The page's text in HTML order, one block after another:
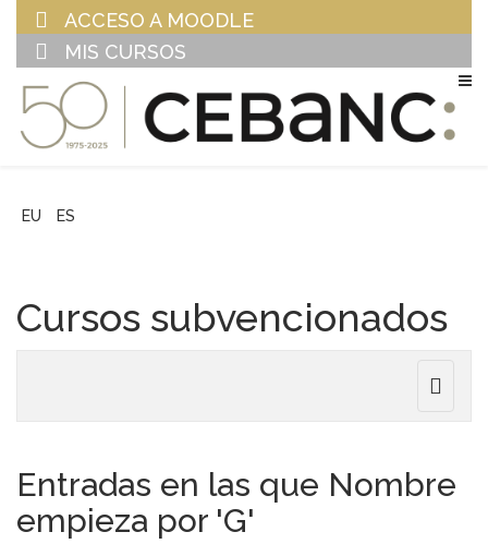
ACCESO A MOODLE
MIS CURSOS
EU ES
Cursos subvencionados
Toggle
Entradas en las que Nombre
empieza por 'G'